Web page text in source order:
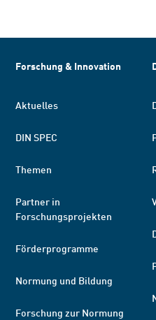
Forschung & Innovation
Aktuelles
DIN SPEC
Themen
Partner in
Forschungsprojekten
Förderprogramme
Normung und Bildung
Forschung zur Normung